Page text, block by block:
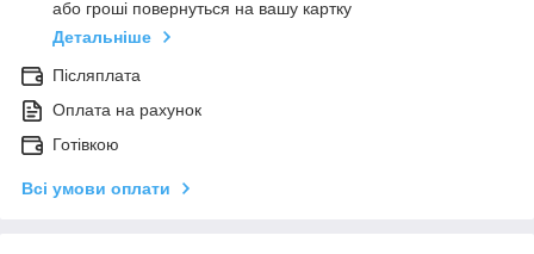
або гроші повернуться на вашу картку
Детальніше
Післяплата
Оплата на рахунок
Готівкою
Всі умови оплати